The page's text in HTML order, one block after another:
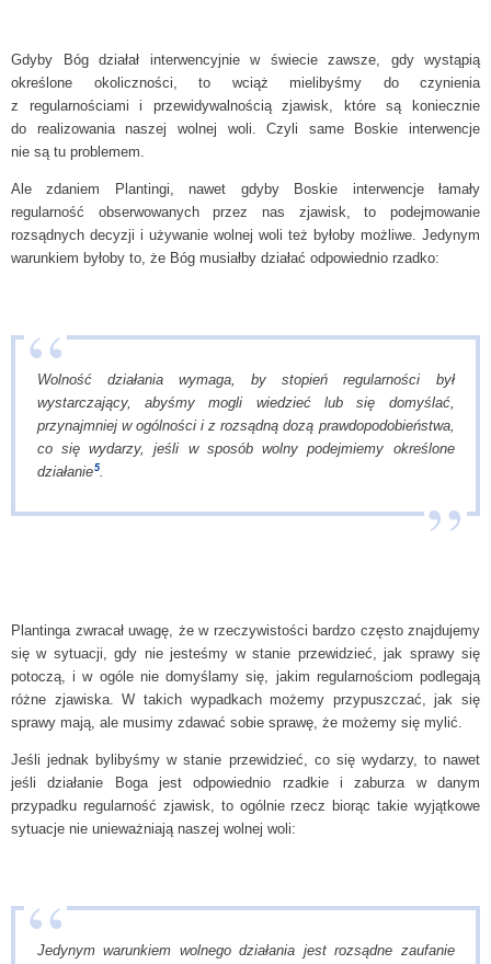
Gdyby Bóg działał interwencyjnie w świecie zawsze, gdy wystąpią
określone okoliczności, to wciąż mielibyśmy do czynienia
z regularnościami i przewidywalnością zjawisk, które są koniecznie
do realizowania naszej wolnej woli. Czyli same Boskie interwencje
nie są tu problemem.
Ale zdaniem Plantingi, nawet gdyby Boskie interwencje łamały
regularność obserwowanych przez nas zjawisk, to podejmowanie
rozsądnych decyzji i używanie wolnej woli też byłoby możliwe. Jedynym
warunkiem byłoby to, że Bóg musiałby działać odpowiednio rzadko:
Wolność działania wymaga, by stopień regularności był
wystarczający, abyśmy mogli wiedzieć lub się domyślać,
przynajmniej w ogólności i z rozsądną dozą prawdopodobieństwa,
co się wydarzy, jeśli w sposób wolny podejmiemy określone
działanie5.
Plantinga zwracał uwagę, że w rzeczywistości bardzo często znajdujemy
się w sytuacji, gdy nie jesteśmy w stanie przewidzieć, jak sprawy się
potoczą, i w ogóle nie domyślamy się, jakim regularnościom podlegają
różne zjawiska. W takich wypadkach możemy przypuszczać, jak się
sprawy mają, ale musimy zdawać sobie sprawę, że możemy się mylić.
Jeśli jednak bylibyśmy w stanie przewidzieć, co się wydarzy, to nawet
jeśli działanie Boga jest odpowiednio rzadkie i zaburza w danym
przypadku regularność zjawisk, to ogólnie rzecz biorąc takie wyjątkowe
sytuacje nie unieważniają naszej wolnej woli:
Jedynym warunkiem wolnego działania jest rozsądne zaufanie